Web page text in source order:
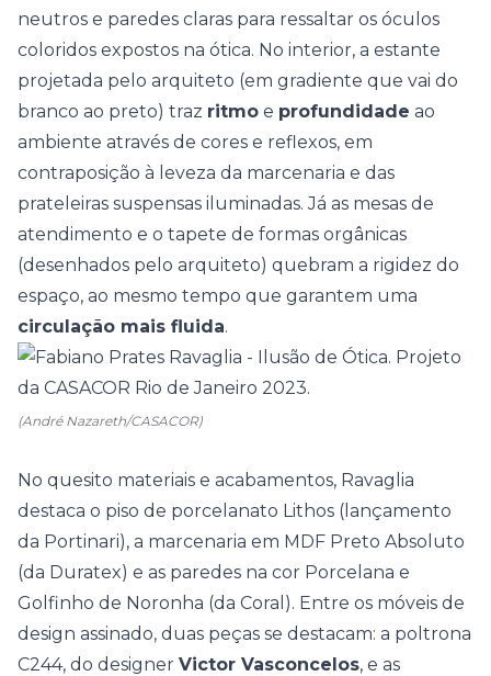
neutros e paredes claras para ressaltar os óculos
coloridos expostos na ótica. No interior, a estante
projetada pelo arquiteto (em gradiente que vai do
branco ao preto) traz ritmo e profundidade ao
ambiente através de cores e reflexos, em
contraposição à leveza da marcenaria e das
prateleiras suspensas iluminadas. Já as mesas de
atendimento e o tapete de formas orgânicas
(desenhados pelo arquiteto) quebram a rigidez do
espaço, ao mesmo tempo que garantem uma
circulação mais fluida.
(André Nazareth/CASACOR)
No quesito materiais e acabamentos, Ravaglia
destaca o piso de porcelanato Lithos (lançamento
da Portinari), a marcenaria em MDF Preto Absoluto
(da Duratex) e as paredes na cor Porcelana e
Golfinho de Noronha (da Coral). Entre os móveis de
design assinado, duas peças se destacam: a poltrona
C244, do designer Victor Vasconcelos, e as